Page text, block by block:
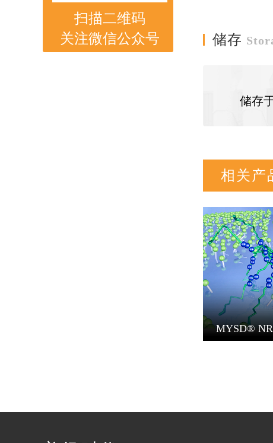
扫描二维码
关注微信公众号
储存
储存
相关产
MYSD®